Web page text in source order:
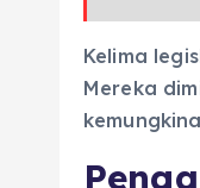
Kelima
Mereka